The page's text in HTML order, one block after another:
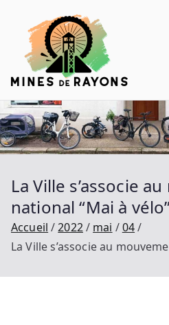
contenu
La Ville s’associe
national “Mai à
Accueil 2022 mai
04
La Ville s’associe au